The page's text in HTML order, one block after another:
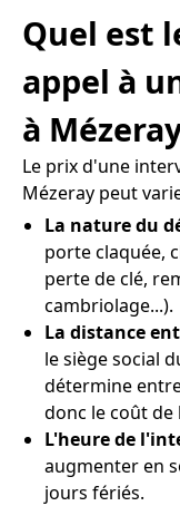
Quel est
appel à
à
Le prix d'une
Mézeray peut
La nature du
porte claquée,
perte de clé,
cambriolage...).
La distance
le siège social
détermine
donc le coût
L'heure de
augmenter en
jours fériés.